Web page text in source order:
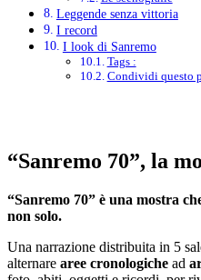
Leggende senza vittoria
I record
I look di Sanremo
Tags :
Condividi questo
“Sanremo 70”, la
“Sanremo 70” è una mostra
non solo.
Una narrazione distribuita in 5
alternare aree cronologiche ad